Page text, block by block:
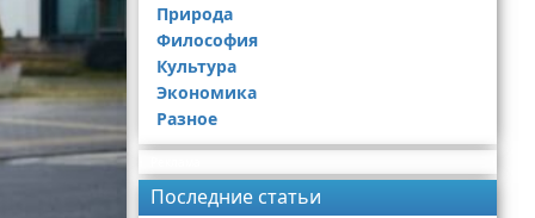
Природа
Философия
Культура
Экономика
Разное
Последние статьи